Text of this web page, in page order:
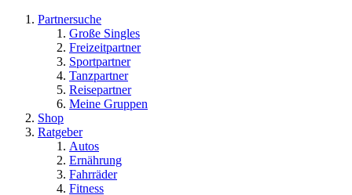
Partnersuche
Große Singles
Freizeitpartner
Sportpartner
Tanzpartner
Reisepartner
Meine Gruppen
Shop
Ratgeber
Autos
Ernährung
Fahrräder
Fitness